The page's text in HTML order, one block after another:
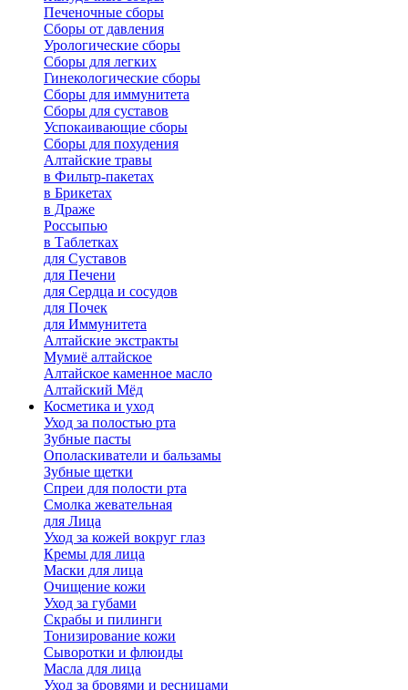
Печеночные сборы
Сборы от давления
Урологические сборы
Сборы для легких
Гинекологические сборы
Сборы для иммунитета
Сборы для суставов
Успокаивающие сборы
Сборы для похудения
Алтайские травы
в Фильтр-пакетах
в Брикетах
в Драже
Россыпью
в Таблетках
для Cуставов
для Печени
для Сердца и сосудов
для Почек
для Иммунитета
Алтайские экстракты
Мумиё алтайское
Алтайское каменное масло
Алтайский Мёд
Косметика и уход
Уход за полостью рта
Зубные пасты
Ополаскиватели и бальзамы
Зубные щетки
Спреи для полости рта
Смолка жевательная
для Лица
Уход за кожей вокруг глаз
Кремы для лица
Маски для лица
Очищение кожи
Уход за губами
Скрабы и пилинги
Тонизирование кожи
Сыворотки и флюиды
Масла для лица
Уход за бровями и ресницами